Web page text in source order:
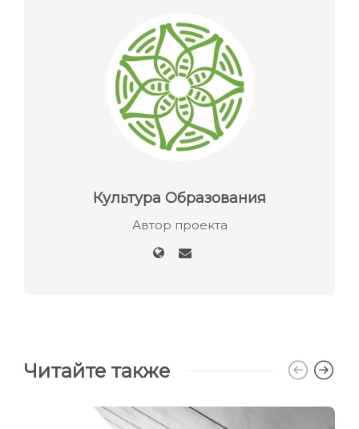
Культура Образования
Автор проекта
Читайте также